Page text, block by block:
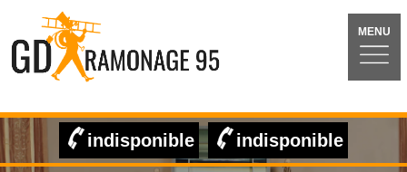
MENU
indisponible indisponible